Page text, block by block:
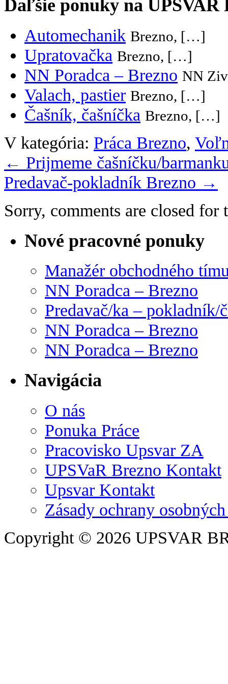
Ďaľšie ponuky na UPSVAR
Automechanik Brezno, […]
Upratovačka Brezno, […]
NN Poradca – Brezno NN
Valach, pastier Brezno, […]
Čašník, čašníčka Brezno, […]
V kategória: Práca Brezno,
← Prijmeme čašníčku/
Predavač-pokladník Brezno →
Sorry, comments are closed for
Nové pracovné ponuky
Manažér obchodného
NN Poradca – Brezno
Predavač/ka – pokladník/
NN Poradca – Brezno
NN Poradca – Brezno
Navigácia
O nás
Ponuka Práce
Pracovisko Upsvar ZA
UPSVaR Brezno Kontakt
Upsvar Kontakt
Zásady ochrany
Copyright © 2026 UPSVAR